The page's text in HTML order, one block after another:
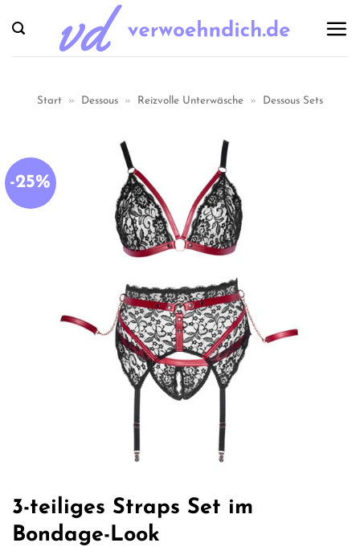
Inhalt
springen
Start » Dessous » Reizvolle Unterwäsche » Dessous Sets
-25%
3-teiliges Straps Set im
Bondage-Look